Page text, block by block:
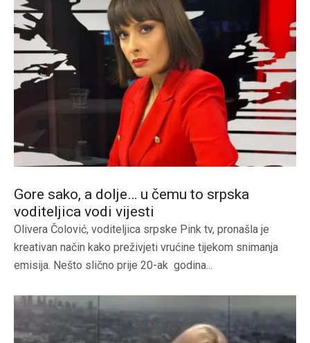
Gore sako, a dolje… u čemu to srpska
voditeljica vodi vijesti
Olivera Čolović, voditeljica srpske Pink tv, pronašla je
kreativan način kako preživjeti vrućine tijekom snimanja
emisija. Nešto slično prije 20-ak godina...